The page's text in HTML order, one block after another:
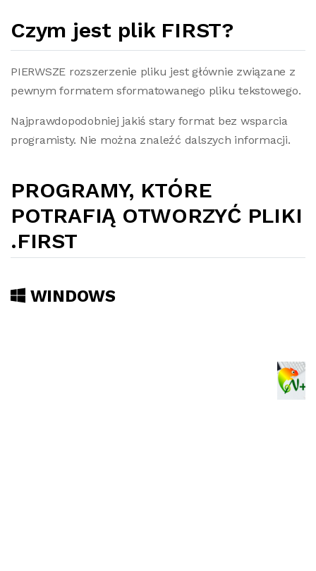
Czym jest plik FIRST?
PIERWSZE rozszerzenie pliku jest głównie związane z
pewnym formatem sformatowanego pliku tekstowego.
Najprawdopodobniej jakiś stary format bez wsparcia
programisty. Nie można znaleźć dalszych informacji.
PROGRAMY, KTÓRE
POTRAFIĄ OTWORZYĆ PLIKI
.FIRST
WINDOWS